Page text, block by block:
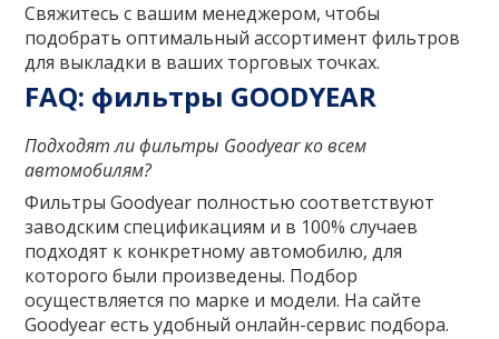
Свяжитесь с вашим менеджером, чтобы
подобрать оптимальный ассортимент фильтров
для выкладки в ваших торговых точках.
FAQ: фильтры GOODYEAR
Подходят ли фильтры Goodyear ко всем
автомобилям?
Фильтры Goodyear полностью соответствуют
заводским спецификациям и в 100% случаев
подходят к конкретному автомобилю, для
которого были произведены. Подбор
осуществляется по марке и модели. На сайте
Goodyear есть удобный онлайн-сервис подбора.